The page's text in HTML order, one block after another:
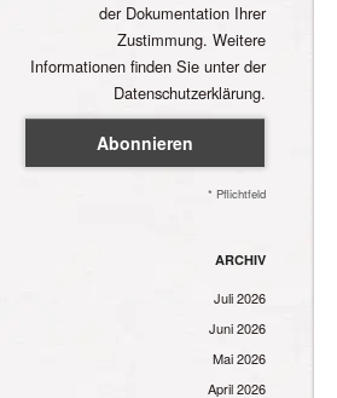
der Dokumentation Ihrer
Zustimmung. Weitere
Informationen finden Sie unter der
Datenschutzerklärung.
* Pflichtfeld
ARCHIV
Juli 2026
Juni 2026
Mai 2026
April 2026